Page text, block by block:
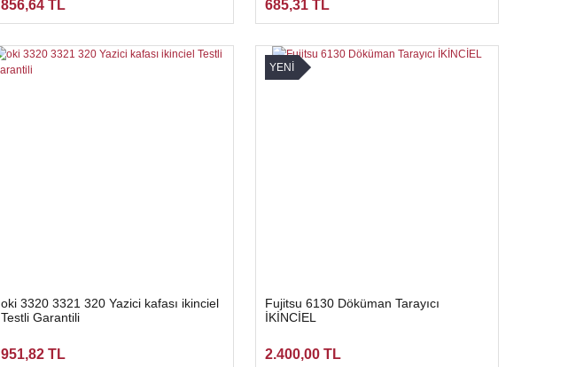
856,64 TL 685,31 TL
oki 3320 3321 320 Yazici kafası ikinciel
Testli Garantili
951,82 TL
YENİ
Fujitsu 6130 Döküman Tarayıcı
İKİNCİEL
2.400,00 TL